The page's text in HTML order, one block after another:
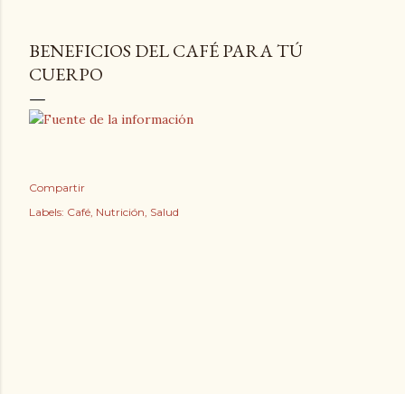
BENEFICIOS DEL CAFÉ PARA TÚ
CUERPO
Compartir
Labels: Café Nutrición Salud